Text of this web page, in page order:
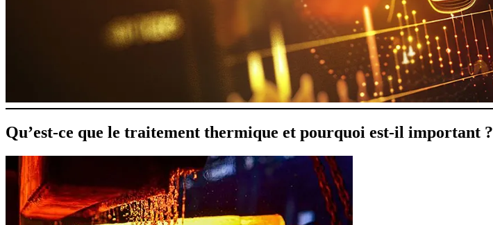
Qu’est-ce que le traitement thermique et pourquoi est-il important ?